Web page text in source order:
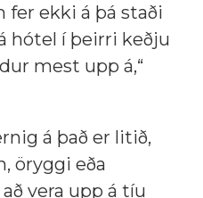
fer ekki á þá staði
hótel í þeirri keðju
mest upp á,“
á það er litið,
öryggi eða
vera upp á tíu